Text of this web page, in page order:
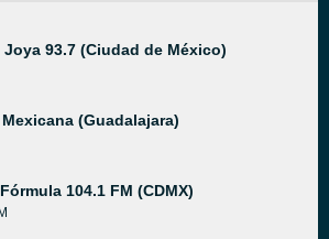
Joya 93.7 (Ciudad de México)
(Guadalajara)
104.1 FM (CDMX)